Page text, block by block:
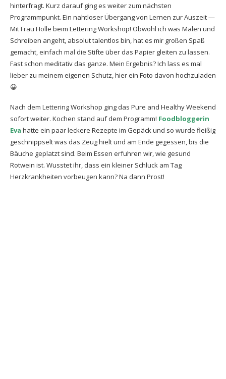
hinterfragt. Kurz darauf ging es weiter zum nächsten
Programmpunkt. Ein nahtloser Übergang von Lernen zur Auszeit —
Mit Frau Hölle beim Lettering Workshop! Obwohl ich was Malen und
Schreiben angeht, absolut talentlos bin, hat es mir großen Spaß
gemacht, einfach mal die Stifte über das Papier gleiten zu lassen.
Fast schon meditativ das ganze. Mein Ergebnis? Ich lass es mal
lieber zu meinem eigenen Schutz, hier ein Foto davon hochzuladen
😀
Nach dem Lettering Workshop ging das Pure and Healthy Weekend
sofort weiter. Kochen stand auf dem Programm! Foodbloggerin
Eva hatte ein paar leckere Rezepte im Gepäck und so wurde fleißig
geschnippselt was das Zeug hielt und am Ende gegessen, bis die
Bäuche geplatzt sind. Beim Essen erfuhren wir, wie gesund
Rotwein ist. Wusstet ihr, dass ein kleiner Schluck am Tag
Herzkrankheiten vorbeugen kann? Na dann Prost!